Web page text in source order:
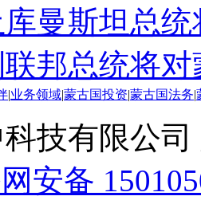
库曼斯坦总
邦总统将
业务领域 蒙古国投资 蒙古国法务
技有限公
安备